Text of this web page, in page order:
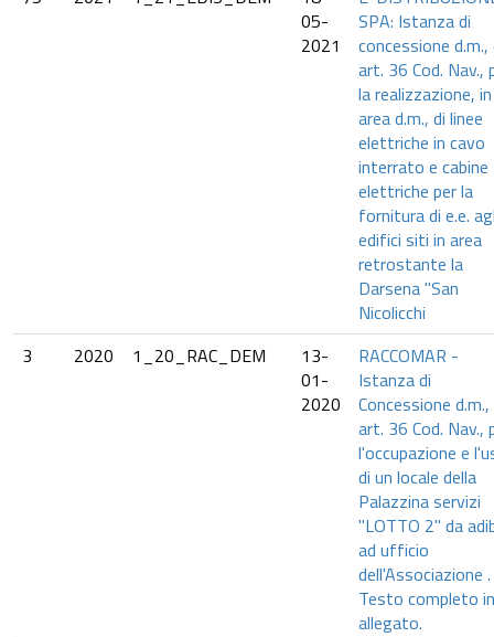
05-
2021
SPA: Istanza di
concessione d.m.,
art. 36 Cod. Nav.,
la realizzazione, in
area d.m., di linee
elettriche in cavo
interrato e cabine
elettriche per la
fornitura di e.e.
edifici siti in area
retrostante la
Darsena "San
Nicolicchi
3
2020 1_20_RAC_DEM
13-
01-
2020
RACCOMAR -
Istanza di
Concessione
art. 36 Cod. Nav.,
l'occupazione e
di un locale della
Palazzina servizi
"LOTTO 2" da
ad ufficio
dell'Associazione .
Testo completo in
allegato.